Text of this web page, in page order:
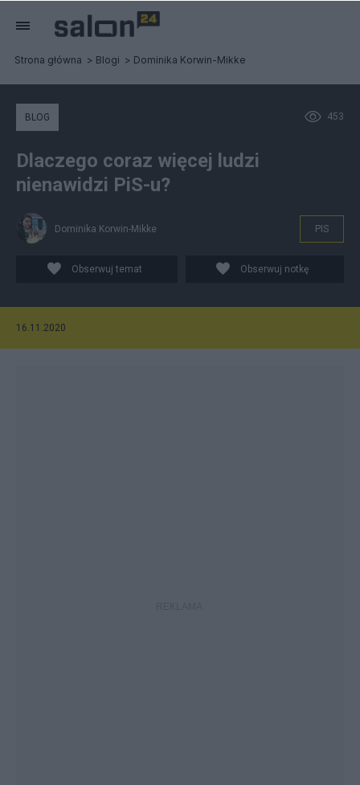
Strona główna Blogi Dominika Korwin-Mikke
453
BLOG
Dlaczego coraz więcej ludzi
nienawidzi PiS-u?
Dominika Korwin-Mikke PIS
Obserwuj temat Obserwuj notkę
16.11.2020